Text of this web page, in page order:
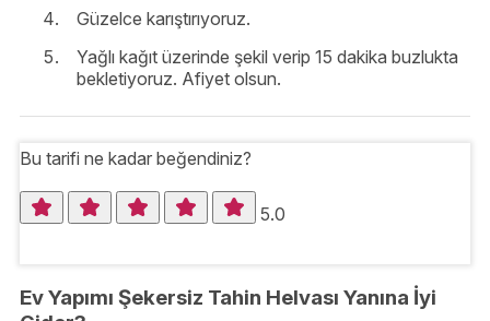
Güzelce karıştırıyoruz.
Yağlı kağıt üzerinde şekil verip 15 dakika buzlukta
bekletiyoruz. Afiyet olsun.
Bu tarifi ne kadar beğendiniz?
5.0
Ev Yapımı Şekersiz Tahin Helvası Yanına İyi